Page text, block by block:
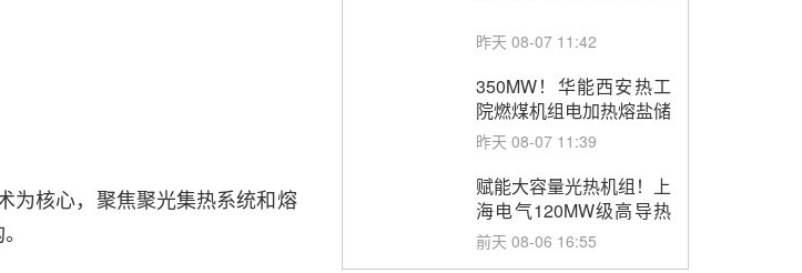
为核心，聚焦聚光集热系统和熔
昨天 08-07 11:42
350MW！华能西安热工
院燃煤机组电加热熔盐储
能提升机组灵活性改造项
务采购
昨天 08-07 11:39
赋能大容量光热机组！上
海电气120MW级高导热
空冷发电机通过型式试验
前天 08-06 16:55